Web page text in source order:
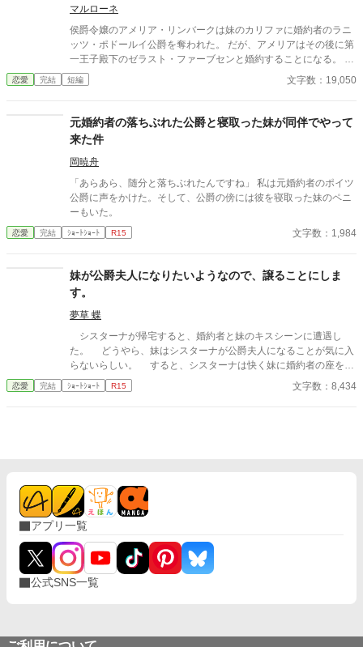
マルローネ
侯爵令嬢のアメリア・リンバークは妹のカリファに婚約者のラニ
ッツ・ポドールイ公爵を奪われた。 だが、アメリアはその後に第
一王子殿下のゼラスト・ファーブセンと婚約することになる。 し
かし、その事実を知らなかったカリファはアメリアに対して、ラ
ニッツを自慢するようになり──。
恋愛 完結 短編 文字数：19,050
元婚約者の落ちぶれた公爵と寝取った妹が同伴でやって
来た件
岡暁舟
「あらあら、随分と落ちぶれたんですね」 私は元婚約者のポイツ
公爵に声をかけた。そして、公爵の傍には彼を寝取った妹のペニ
ーもいた。
恋愛 完結 ｼｮｰﾄｼｮｰﾄ R15 文字数：1,984
妹が公爵夫人になりたいようなので、譲ることにしま
す。
夢草 蝶
シスターナが帰宅すると、婚約者と妹のキスシーンに遭遇し
た。 どうやら、妹はシスターナが公爵夫人になることが気に入
らないらしい。 すると、シスターナは快く妹に婚約者の座を譲
ると言って── 本編とおまけの二話構成の予定です。
恋愛 完結 ｼｮｰﾄｼｮｰﾄ R15 文字数：8,434
アプリ一覧
公式SNS一覧